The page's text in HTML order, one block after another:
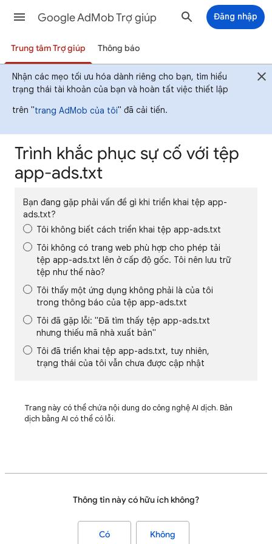
Google AdMob Trợ giúp Đăng nhập
Trung tâm Trợ giúp Thông báo
Nhận các mẹo tối ưu hóa dành riêng cho bạn, tìm hiểu
trạng thái tài khoản của bạn và hoàn tất việc thiết lập
trên "trang AdMob của tôi" đã cải tiến.
Trình khắc phục sự cố với tệp
app-ads.txt
Bạn đang gặp phải vấn đề gì khi triển khai tệp app-
ads.txt?
Tôi không biết cách triển khai tệp app-ads.txt
Tôi không có trang web phù hợp cho phép tải
tệp app-ads.txt lên ở cấp độ gốc. Tôi nên lưu trữ
tệp như thế nào?
Tôi thấy một ứng dụng không phải là của tôi
trong thông báo của tệp app-ads.txt
Tôi đã gặp lỗi: "Đã tìm thấy tệp app-ads.txt
nhưng thiếu mã nhà xuất bản"
Tôi đã triển khai tệp app-ads.txt, tuy nhiên,
trạng thái của tôi vẫn chưa được cập nhật
Trang này có thể chứa nội dung do công nghệ AI dịch. Bản
dịch bằng AI có thể có lỗi.
Thông tin này có hữu ích không?
Có Không